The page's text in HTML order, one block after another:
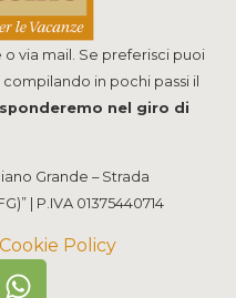
via mail. Se preferisci puoi
in pochi passi il
nel giro di
Grande – Strada
| P.IVA 01375440714
Cookie Policy